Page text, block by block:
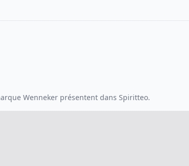
Wenneker présentent dans Spiritteo.